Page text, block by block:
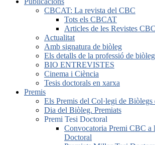
CBCAT: La revista del CBC
Tots els CBCAT
Articles de les Revistes
Actualitat
Amb signatura de biòleg
Els detalls de la professió de biòleg
BIO ENTREVISTES
Cinema i Ciència
Tesis doctorals en xarxa
Premis
Els Premis del Col·legi de Biòlegs
Dia del Biòleg. Premiats
Premi Tesi Doctoral
Convocatoria Premi CBC a
Doctoral